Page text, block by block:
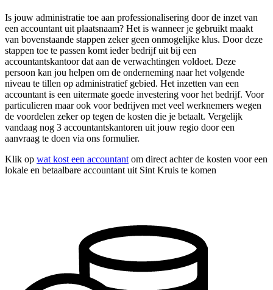
Is jouw administratie toe aan professionalisering door de inzet van
een accountant uit plaatsnaam? Het is wanneer je gebruikt maakt
van bovenstaande stappen zeker geen onmogelijke klus. Door deze
stappen toe te passen komt ieder bedrijf uit bij een
accountantskantoor dat aan de verwachtingen voldoet. Deze
persoon kan jou helpen om de onderneming naar het volgende
niveau te tillen op administratief gebied. Het inzetten van een
accountant is een uitermate goede investering voor het bedrijf. Voor
particulieren maar ook voor bedrijven met veel werknemers wegen
de voordelen zeker op tegen de kosten die je betaalt. Vergelijk
vandaag nog 3 accountantskantoren uit jouw regio door een
aanvraag te doen via ons formulier.
Klik op wat kost een accountant om direct achter de kosten voor een
lokale en betaalbare accountant uit Sint Kruis te komen